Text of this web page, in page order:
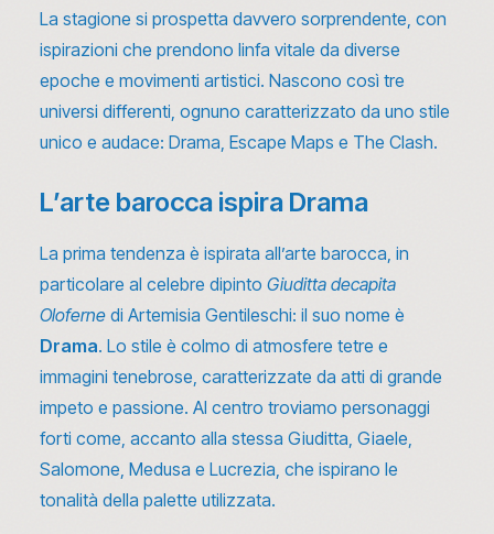
La stagione si prospetta davvero sorprendente, con
ispirazioni che prendono linfa vitale da diverse
epoche e movimenti artistici. Nascono così tre
universi differenti, ognuno caratterizzato da uno stile
unico e audace: Drama, Escape Maps e The Clash.
L’arte barocca ispira Drama
La prima tendenza è ispirata all’arte barocca, in
particolare al celebre dipinto Giuditta decapita
Oloferne di Artemisia Gentileschi: il suo nome è
Drama. Lo stile è colmo di atmosfere tetre e
immagini tenebrose, caratterizzate da atti di grande
impeto e passione. Al centro troviamo personaggi
forti come, accanto alla stessa Giuditta, Giaele,
Salomone, Medusa e Lucrezia, che ispirano le
tonalità della palette utilizzata.